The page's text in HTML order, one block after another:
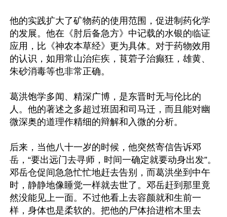
他的实践扩大了矿物药的使用范围，促进制药化学
的发展。他在《肘后备急方》中记载的水银的临证
应用，比《神农本草经》更为具体。对于药物效用
的认识，如用常山治疟疾，茛菪子治癫狂，雄黄、
朱砂消毒等也非常正确。
葛洪饱学多闻、精深广博，是东晋时无与伦比的
人。他的著述之多超过班固和司马迁，而且能对幽
微深奥的道理作精细的辩解和入微的分析。
后来，当他八十一岁的时候，他突然寄信告诉邓
岳，“要出远门去寻师，时间一确定就要动身出发”。
邓岳仓促间急急忙忙地赶去告别，而葛洪坐到中午
时，静静地像睡觉一样就去世了。邓岳赶到那里竟
然没能见上一面。不过他看上去容颜就和生前一
样，身体也是柔软的。把他的尸体抬进棺木里去